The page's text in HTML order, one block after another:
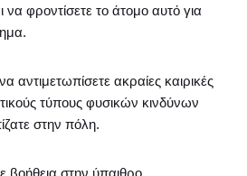
να φροντίσετε το άτομο αυτό για
αντιμετωπίσετε ακραίες καιρικές
τύπους φυσικών κινδύνων
στην πόλη.
βοήθεια στην ύπαιθρο,